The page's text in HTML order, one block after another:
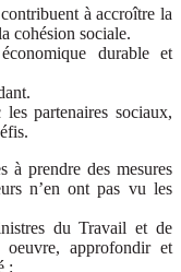
à accroître la
cohésion sociale.
durable et
partenaires sociaux,
à prendre des mesures
n’en ont pas vu les
du Travail et de
approfondir et
: